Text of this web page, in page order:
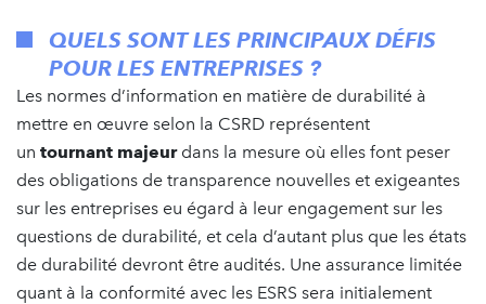
QUELS SONT LES PRINCIPAUX DÉFIS
POUR LES ENTREPRISES ?
Les normes d’information en matière de durabilité à
mettre en œuvre selon la CSRD représentent
un tournant majeurdans la mesure où elles font peser
des obligations de transparence nouvelles et exigeantes
sur les entreprises eu égard à leur engagement sur les
questions de durabilité, et cela d’autant plus que les états
de durabilité devront être audités. Une assurance limitée
quant à la conformité avec les ESRS sera initialement